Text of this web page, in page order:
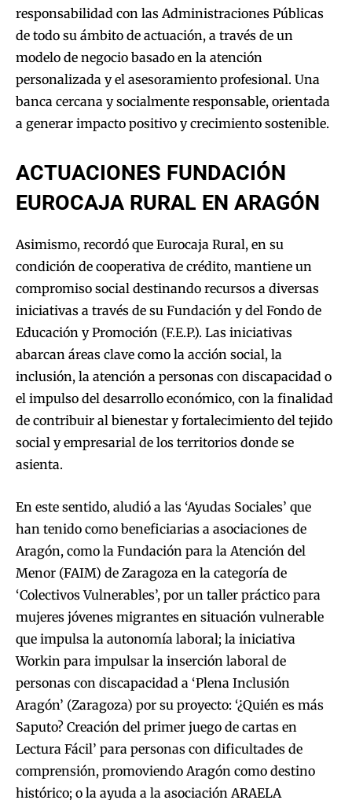
responsabilidad con las Administraciones Públicas
de todo su ámbito de actuación, a través de un
modelo de negocio basado en la atención
personalizada y el asesoramiento profesional. Una
banca cercana y socialmente responsable, orientada
a generar impacto positivo y crecimiento sostenible.
ACTUACIONES FUNDACIÓN
EUROCAJA RURAL EN ARAGÓN
Asimismo, recordó que Eurocaja Rural, en su
condición de cooperativa de crédito, mantiene un
compromiso social destinando recursos a diversas
iniciativas a través de su Fundación y del Fondo de
Educación y Promoción (F.E.P.). Las iniciativas
abarcan áreas clave como la acción social, la
inclusión, la atención a personas con discapacidad o
el impulso del desarrollo económico, con la finalidad
de contribuir al bienestar y fortalecimiento del tejido
social y empresarial de los territorios donde se
asienta.
En este sentido, aludió a las ‘Ayudas Sociales’ que
han tenido como beneficiarias a asociaciones de
Aragón, como la Fundación para la Atención del
Menor (FAIM) de Zaragoza en la categoría de
‘Colectivos Vulnerables’, por un taller práctico para
mujeres jóvenes migrantes en situación vulnerable
que impulsa la autonomía laboral; la iniciativa
Workin para impulsar la inserción laboral de
personas con discapacidad a ‘Plena Inclusión
Aragón’ (Zaragoza) por su proyecto: ‘¿Quién es más
Saputo? Creación del primer juego de cartas en
Lectura Fácil’ para personas con dificultades de
comprensión, promoviendo Aragón como destino
histórico; o la ayuda a la asociación ARAELA